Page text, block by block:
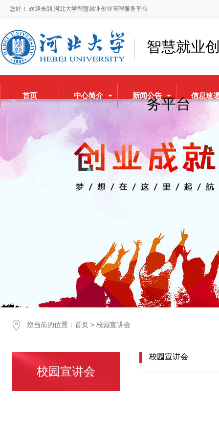
您好！ 欢迎来到 河北大学智慧就业创业管理服务平台
智慧就业
务平台
首页 中心简介 新闻公告 信息速
您当前的位置： 首页 > 校园宣讲会
校园宣讲会
校园宣讲会